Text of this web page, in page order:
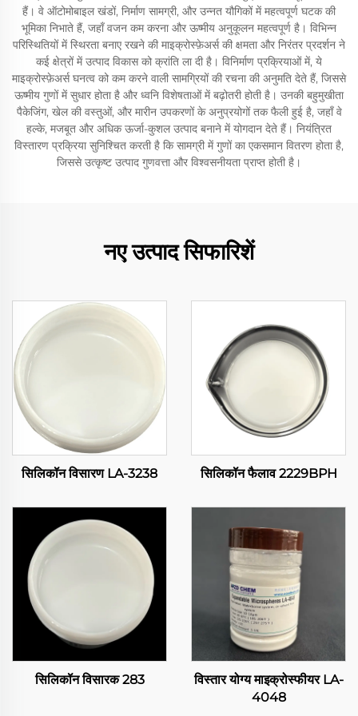
हैं। वे ऑटोमोबाइल खंडों, निर्माण सामग्री, और उन्नत यौगिकों में महत्वपूर्ण घटक की
भूमिका निभाते हैं, जहाँ वजन कम करना और ऊष्मीय अनुकूलन महत्वपूर्ण है। विभिन्न
परिस्थितियों में स्थिरता बनाए रखने की माइक्रोस्फ़ेअर्स की क्षमता और निरंतर प्रदर्शन ने
कई क्षेत्रों में उत्पाद विकास को क्रांति ला दी है। विनिर्माण प्रक्रियाओं में, ये
माइक्रोस्फ़ेअर्स घनत्व को कम करने वाली सामग्रियों की रचना की अनुमति देते हैं, जिससे
ऊष्मीय गुणों में सुधार होता है और ध्वनि विशेषताओं में बढ़ोतरी होती है। उनकी बहुमुखीता
पैकेजिंग, खेल की वस्तुओं, और मारीन उपकरणों के अनुप्रयोगों तक फैली हुई है, जहाँ वे
हल्के, मजबूत और अधिक ऊर्जा-कुशल उत्पाद बनाने में योगदान देते हैं। नियंत्रित
विस्तारण प्रक्रिया सुनिश्चित करती है कि सामग्री में गुणों का एकसमान वितरण होता है,
जिससे उत्कृष्ट उत्पाद गुणवत्ता और विश्वसनीयता प्राप्त होती है।
नए उत्पाद सिफारिशें
सिलिकॉन विसारण LA-3238 सिलिकॉन फैलाव 2229BPH
सिलिकॉन विसारक 283
विस्तार योग्य माइक्रोस्फीयर LA-
4048